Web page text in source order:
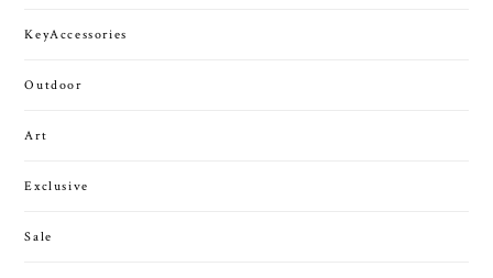
KeyAccessories
Outdoor
Art
Exclusive
Sale